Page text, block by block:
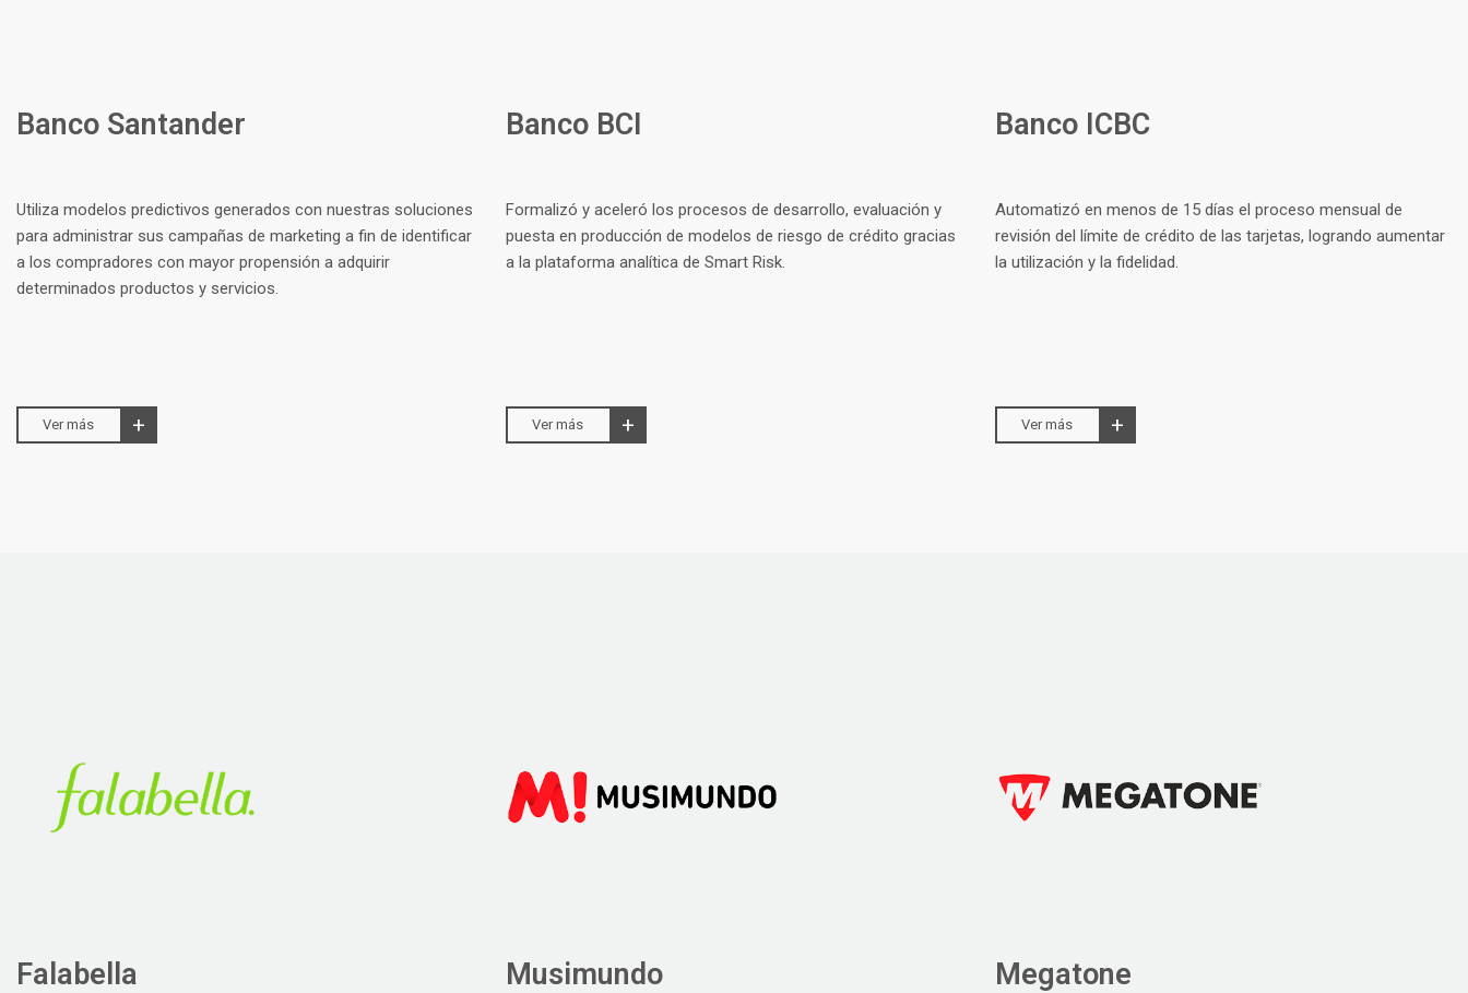
Banco Santander
Utiliza modelos predictivos generados con nuestras soluciones
para administrar sus campañas de marketing a fin de identificar
a los compradores con mayor propensión a adquirir
determinados productos y servicios.
Ver más
Banco BCI
Formalizó y aceleró los procesos de desarrollo, evaluación y
puesta en producción de modelos de riesgo de crédito gracias
a la plataforma analítica de Smart Risk.
Ver más
Banco ICBC
Automatizó en menos de 15 días el proceso mensual de
revisión del límite de crédito de las tarjetas, logrando aumentar
la utilización y la fidelidad.
Ver más
Falabella Musimundo Megatone